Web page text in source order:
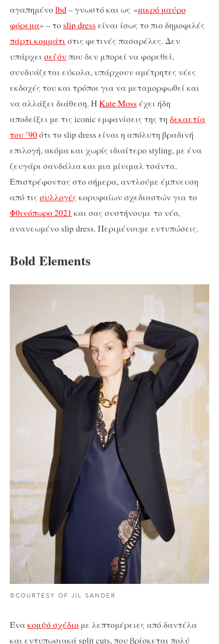
αγαπημένοlbd– γνωστό και ως «μικρό μαύρο
φόρεμα» – το slip dress είναι ίσως το πιο δημοφιλές
πάρτι κομμάτι στις φετινές πασαρέλες. Δεν
υπάρχει σεζόν που δεν μπορεί να φορεθεί,
συνδυάζεται εύκολα, υπάρχουν αμέτρητες νέες
εκδοχές του και τρόποι για να μεταμορφωθεί και
να αλλάξει διάθεση. Η Kate Moss έχει ήδη
αποδείξει με τις iconic εμφανίσεις της τη δεκαετία
του ’90ότι το slip dress είναι η απόλυτη βραδινή
επιλογή, ακόμα και χωρίς ιδιαίτερο styling, με ένα
ζευγάρι σανδάλια και μια μίνιμαλ τσάντα.
Επιστρέφοντας στο σήμερα, αντλούμε έμπνευση
από τις συλλογές κορυφαίων σχεδιαστών για το
Φθινόπωρο 2021 και σας συστήνουμε το νέο,
ανανεωμένο slip dress. Περιμένουμε εντυπώσεις.
Bold Elements
©COURTESY OF JIL SANDER
Ένακομψό σχέδιο με λεπτομέρειες από δαντέλα
και εντυπωσιακά split cuts, που βρίσκεται πολύ